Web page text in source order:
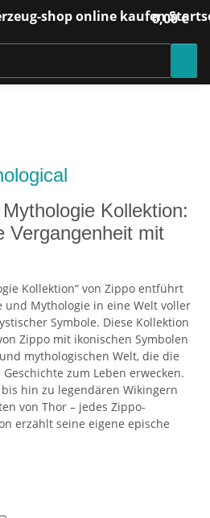
0,00 €
Kollektion:
Vergangenheit mit
Kollektion“ von Zippo entführt
und Mythologie in eine Welt voller
Symbole. Diese Kollektion
Zippo mit ikonischen Symbolen
mythologischen Welt, die die
zum Leben erwecken.
hin zu legendären Wikingern
von Thor – jedes Zippo-
erzählt seine eigene epische